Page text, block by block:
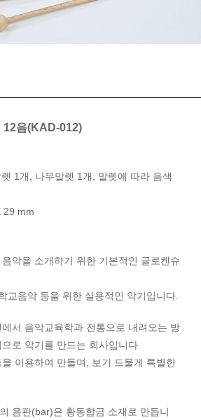
12음(KAD-012)
1개, 나무말렛 1개, 말렛에 따라 음색
29 mm
악을 소개하기 위한 기본적인 글로켄슈
교음악 등을 위한 실용적인 악기입니다.
서 음악교육학과 전통으로 내려오는 방
로 악기를 만드는 회사입니다
이용하여 만들며, 보기 드물게 특별한
음판(bar)은 황동합금 소재로 만듭니